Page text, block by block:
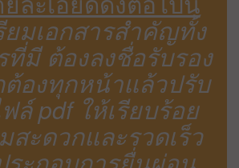
ยมเอกสารสำคัญทั้ง
ที่มี ต้องลงชื่อรับรอง
ต้องทุกหน้าแล้วปรับ
ล์ pdf ให้เรียบร้อย
สะดวกและรวดเร็ว